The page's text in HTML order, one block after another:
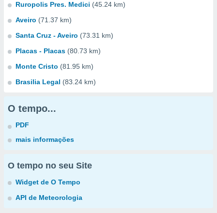
Ruropolis Pres. Medici (45.24 km)
Aveiro (71.37 km)
Santa Cruz - Aveiro (73.31 km)
Placas - Placas (80.73 km)
Monte Cristo (81.95 km)
Brasilia Legal (83.24 km)
O tempo...
PDF
mais informações
O tempo no seu Site
Widget de O Tempo
API de Meteorologia